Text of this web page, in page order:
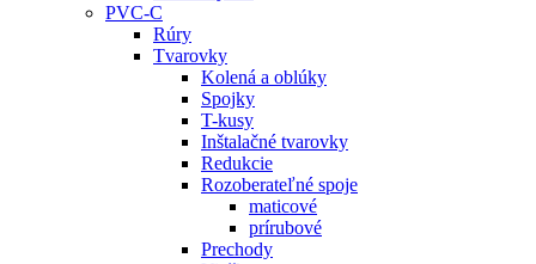
PVC-C
Rúry
Tvarovky
Kolená a oblúky
Spojky
T-kusy
Inštalačné tvarovky
Redukcie
Rozoberateľné spoje
maticové
prírubové
Prechody